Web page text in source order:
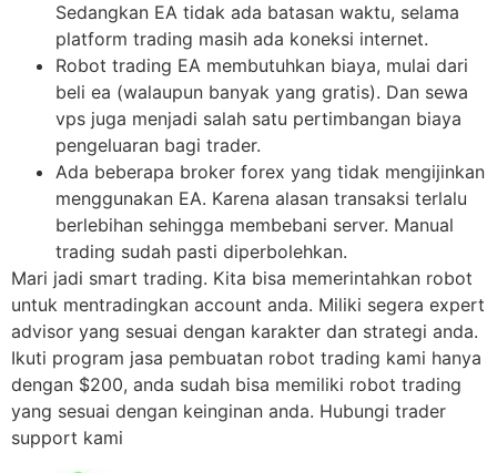
Sedangkan EA tidak ada batasan waktu, selama
platform trading masih ada koneksi internet.
Robot trading EA membutuhkan biaya, mulai dari
beli ea (walaupun banyak yang gratis). Dan sewa
vps juga menjadi salah satu pertimbangan biaya
pengeluaran bagi trader.
Ada beberapa broker forex yang tidak mengijinkan
menggunakan EA. Karena alasan transaksi terlalu
berlebihan sehingga membebani server. Manual
trading sudah pasti diperbolehkan.
Mari jadi smart trading. Kita bisa memerintahkan robot
untuk mentradingkan account anda. Miliki segera expert
advisor yang sesuai dengan karakter dan strategi anda.
Ikuti program jasa pembuatan robot trading kami hanya
dengan $200, anda sudah bisa memiliki robot trading
yang sesuai dengan keinginan anda. Hubungi trader
support kami